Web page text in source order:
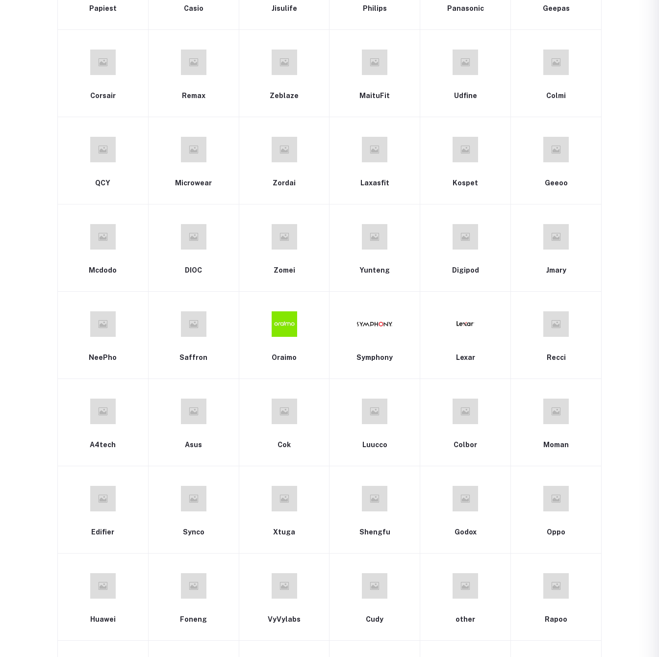
Papiest Casio Jisulife Philips Panasonic Geepas
Corsair Remax Zeblaze MaituFit Udfine Colmi
QCY Microwear Zordai Laxasfit Kospet Geeoo
Mcdodo DIOC Zomei Yunteng Digipod Jmary
NeePho Saffron Oraimo Symphony Lexar Recci
A4tech Asus Cok Luucco Colbor Moman
Edifier Synco Xtuga Shengfu Godox Oppo
Huawei Foneng VyVylabs Cudy other Rapoo